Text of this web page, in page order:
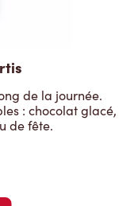
de la journée.
: chocolat glacé,
de fête.